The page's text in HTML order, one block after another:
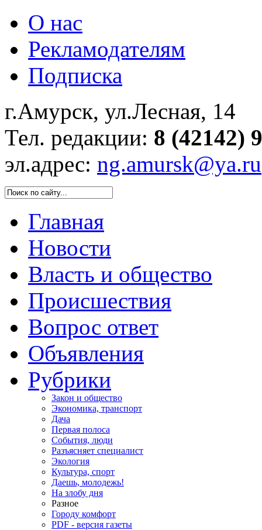
О нас
Рекламодателям
Подписка
г.Амурск, ул.Лесная, 14
Тел. редакции: 8 (42142)
эл.адрес: ng.amursk@ya.ru
Главная
Новости
Власть и общество
Происшествия
Вопрос ответ
Объявления
Рубрики
Закон и общество
Экономика, транспорт
Дача
Первая полоса
События, люди
Разъясняет специалист
Экология
Культура, спорт
Даешь, молодежь!
На злобу дня
Разное
Городу комфорт
PDF - версия газеты